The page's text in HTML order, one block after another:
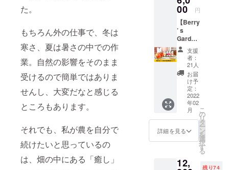
た。
もちろん外の仕事で、冬は
寒さ、夏は暑さの中での作
業。自然の影響をそのまま
受けるので簡単ではありま
せんし、大変だなと感じる
ところもあります。
それでも、私が農を自分で
続けたいと思っているの
は、畑の中にある「癒し」
講座等を開
催、その後
加工品の開
発販売も
行ってき
た。
その中で気
づいたの
は、農産物
は自然の影
響が必ずあ
り、今後
害が増えて
す。
しま
す。 こ
のエコ
バッグ
を持っ
て
Berry’s
Garden
（ベ
リーズ
ガーデ
ン）へ
お越し
いただ
けた場
合、
の
00 円
【Berry
’ s
Garden
商品
セッ
ト】 ド
ライフ
ルーツ
を楽し
むセッ
ト。 ●
ツリー
フルー
ツ3種
（も
も・り
みか
支援
者：
21人
お届
け予
定：
2022
年02
月
詳細を見る
こ
の
リ
タ
ー
ン
を
選
択
す
る
12, 残り74